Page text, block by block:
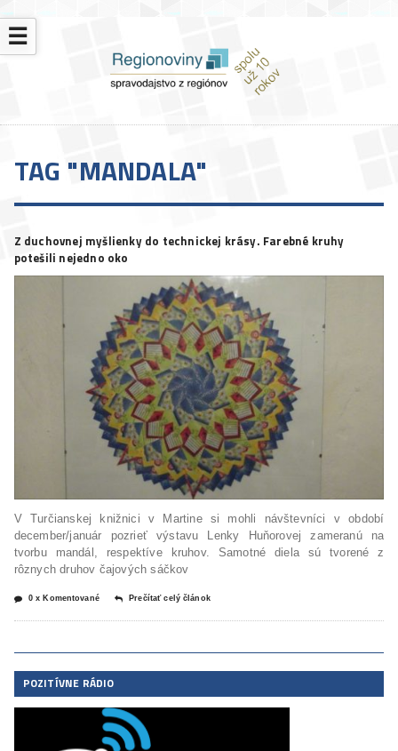
☰
TAG "MANDALA"
Z duchovnej myšlienky do technickej krásy. Farebné kruhy
potešili nejedno oko
V Turčianskej knižnici v Martine si mohli návštevníci v období
december/január pozrieť výstavu Lenky Huňorovej zameranú na
tvorbu mandál, respektíve kruhov. Samotné diela sú tvorené z
rôznych druhov čajových sáčkov
0 x Komentované Prečítať celý článok
POZITÍVNE RÁDIO